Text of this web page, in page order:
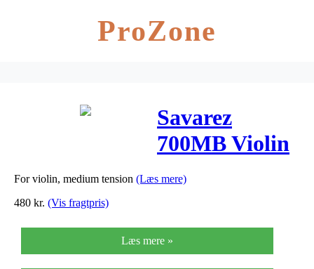
ProZone
Savarez
700MB Violin
medium
ball
For violin, medium tension (Læs mere)
480 kr. (Vis fragtpris)
Læs mere »